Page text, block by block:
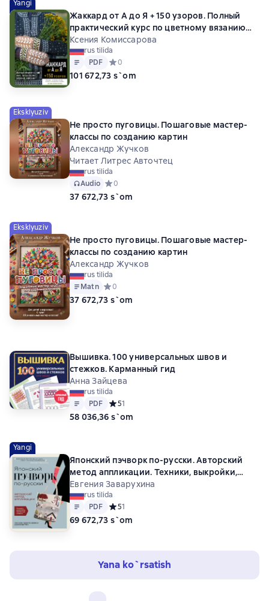
Yangi
Жаккард от А до Я + 150 узоров. Полный
практический курс по цветному вязанию
спицами
Ксения Комиссарова
rus tilida
Matn
PDF
PDF Средний рейтинг 0 на основе 0 оценок
0
101 672,73 s`om
Eksklyuziv
Не просто пуговицы. Пошаговые мастер-
классы по созданию картин
Александр Жучков
Читает Литрес Авточтец
rus tilida
Audio Средний рейтинг 0 на основе 0 оценок
0
37 672,73 s`om
Eksklyuziv
Не просто пуговицы. Пошаговые мастер-
классы по созданию картин
Александр Жучков
rus tilida
Matn Средний рейтинг 0 на основе 0 оценок
0
37 672,73 s`om
Вышивка. 100 универсальных швов и
стежков. Карманный гид
Анна Зайцева
rus tilida
Matn
PDF
PDF Средний рейтинг 5 на основе 1 оценок
51
58 036,36 s`om
Yangi
Японский пэчворк по-русски. Авторский
метод аппликации. Техники, выкройки,
полезные советы. Полное практическое
руководство
Евгения Заварухина
rus tilida
Matn
PDF
PDF Средний рейтинг 5 на основе 1 оценок
51
69 672,73 s`om
Yana ko`rsatish